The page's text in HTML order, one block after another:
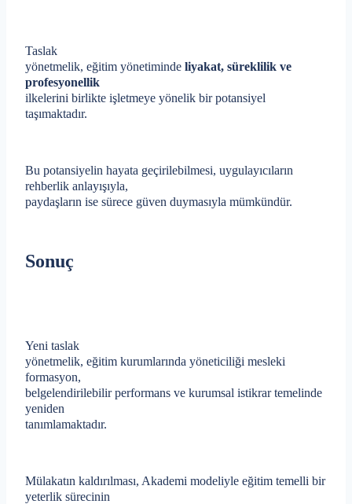
Taslak
yönetmelik, eğitim yönetiminde liyakat, süreklilik ve
profesyonellik
ilkelerini birlikte işletmeye yönelik bir potansiyel
taşımaktadır.
Bu potansiyelin hayata geçirilebilmesi, uygulayıcıların
rehberlik anlayışıyla,
paydaşların ise sürece güven duymasıyla mümkündür.
Sonuç
Yeni taslak
yönetmelik, eğitim kurumlarında yöneticiliği mesleki
formasyon,
belgelendirilebilir performans ve kurumsal istikrar temelinde
yeniden
tanımlamaktadır.
Mülakatın kaldırılması, Akademi modeliyle eğitim temelli bir
yeterlik sürecinin